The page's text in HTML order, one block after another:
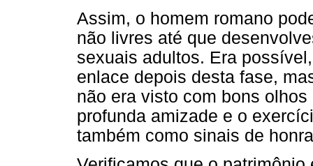
Assim, o homem romano
não livres até que
sexuais adultos. Era
enlace depois desta fase,
não era visto com bons
profunda amizade e o
também como sinais de